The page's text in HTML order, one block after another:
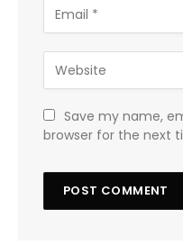
Save my name,
browser for the next